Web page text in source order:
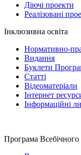
Діючі проекти
Реалізовані
Інклюзивна освіта
Нормативно-
Видання
Буклети
Статті
Відеоматеріали
Інтернет
Інформаційні
Програма